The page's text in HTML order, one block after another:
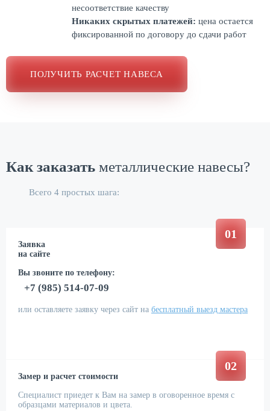
несоответствие качеству
Никаких скрытых платежей: цена остается
фиксированной по договору до сдачи работ
ПОЛУЧИТЬ РАСЧЕТ НАВЕСА
Как заказать металлические навесы?
Всего 4 простых шага:
01
Заявка
на сайте
Вы звоните по телефону:
+7 (985) 514-07-09
или оставляете заявку через сайт на бесплатный выезд мастера
02
Замер и расчет стоимости
Специалист приедет к Вам на замер в оговоренное время с
образцами материалов и цвета.